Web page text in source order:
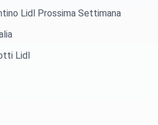
Lidl Prossima Settimana
Lidl